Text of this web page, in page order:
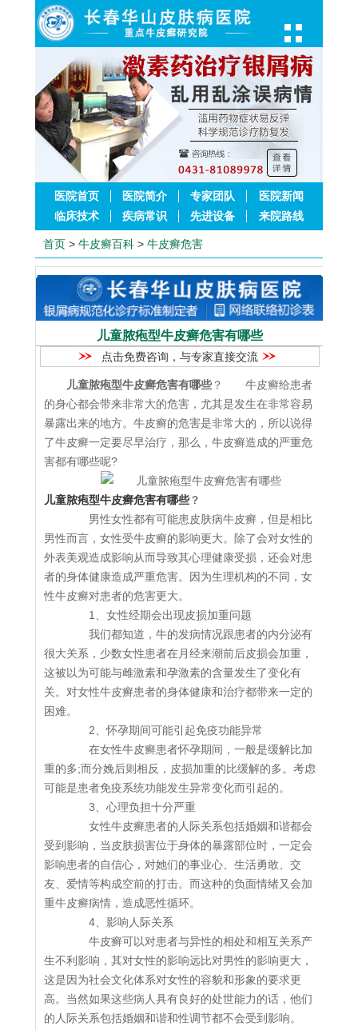
医院首页 医院简介 专家团队
医院新闻
临床技术
疾病常识 先进设备 来院路线
首页 > 牛皮癣百科 > 牛皮癣危害
儿童脓疱型牛皮癣危害有哪些
点击免费咨询，与专家直接交流
儿童脓疱型牛皮癣危害有哪些 ？ 牛皮癣给患者
的身心都会带来非常大的危害，尤其是发生在非常容易
暴露出来的地方。牛皮癣的危害是非常大的，所以说得
了牛皮癣一定要尽早治疗，那么，牛皮癣造成的严重危
害都有哪些呢?
儿童脓疱型牛皮癣危害有哪些？
男性女性都有可能患皮肤病牛皮癣，但是相比
男性而言，女性受牛皮癣的影响更大。除了会对女性的
外表美观造成影响从而导致其心理健康受损，还会对患
者的身体健康造成严重危害。因为生理机构的不同，女
性牛皮癣对患者的危害更大。
1、女性经期会出现皮损加重问题
我们都知道，牛的发病情况跟患者的内分泌有
很大关系，少数女性患者在月经来潮前后皮损会加重，
这被以为可能与雌激素和孕激素的含量发生了变化有
关。对女性牛皮癣患者的身体健康和治疗都带来一定的
困难。
2、怀孕期间可能引起免疫功能异常
在女性牛皮癣患者怀孕期间，一般是缓解比加
重的多;而分娩后则相反，皮损加重的比缓解的多。考虑
可能是患者免疫系统功能发生异常变化而引起的。
3、心理负担十分严重
女性牛皮癣患者的人际关系包括婚姻和谐都会
受到影响，当皮肤损害位于身体的暴露部位时，一定会
影响患者的自信心，对她们的事业心、生活勇敢、交
友、爱情等构成空前的打击。而这种的负面情绪又会加
重牛皮癣病情，造成恶性循环。
4、影响人际关系
牛皮癣可以对患者与异性的相处和相互关系产
生不利影响，其对女性的影响远比对男性的影响更大，
这是因为社会文化体系对女性的容貌和形象的要求更
高。当然如果这些病人具有良好的处世能力的话，他们
的人际关系包括婚姻和谐和性调节都不会受到影响。